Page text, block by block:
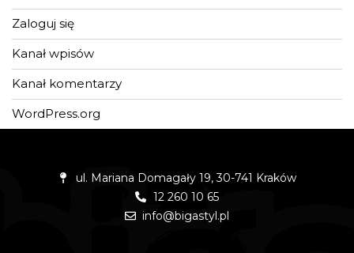
Zaloguj się
Kanał wpisów
Kanał komentarzy
WordPress.org
Język
ul. Mariana Domagały 19, 30-741 Kraków
12 260 10 65
info@bigastyl.pl